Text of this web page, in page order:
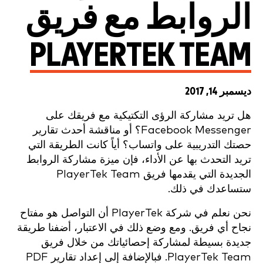
الروابط مع فريق
PLAYERTEK TEAM
ديسمبر 14, 2017
هل تريد مشاركة الرؤى التكتيكية مع فريقك على
Facebook Messenger؟ أو مناقشة أحدث تقارير
حصتك التدريبية على واتساب؟ أياً كانت الطريقة التي
تريد التحدث بها عن الأداء، فإن ميزة مشاركة الروابط
الجديدة التي يقدمها فريق PlayerTek Team
ستساعدك في ذلك.
نحن نعلم في شركة PlayerTek أن التواصل هو مفتاح
نجاح أي فريق. ومع وضع ذلك في الاعتبار، أضفنا طريقة
جديدة بسيطة لمشاركة إحصائياتك من خلال فريق
PlayerTek Team. فبالإضافة إلى إعداد تقارير PDF